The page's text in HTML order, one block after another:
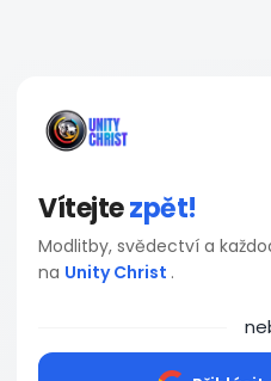
Vítejtezpět!
Modlitby, svědectví a
na Unity Christ .